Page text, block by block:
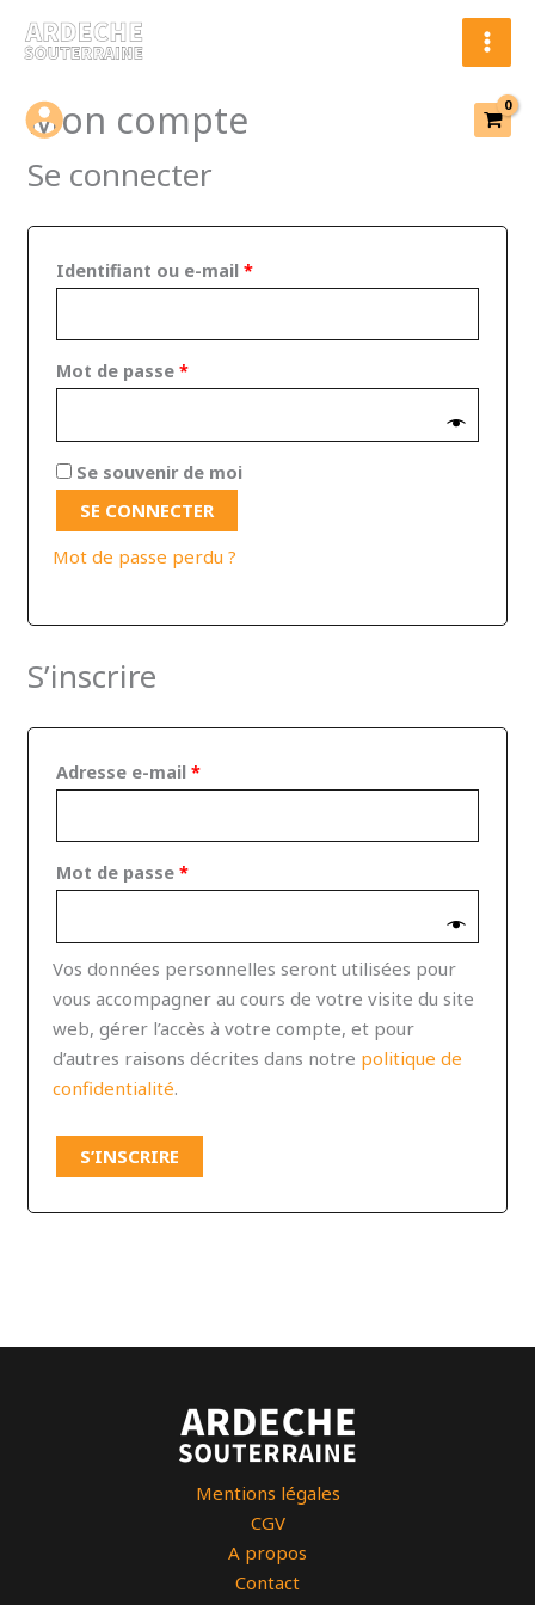
Mon compte
Se connecter
Identifiant ou e-mail*
Mot de passe*
Se souvenir de moi
SE CONNECTER
Mot de passe perdu ?
S’inscrire
Adresse e-mail*
Mot de passe*
Vos données personnelles seront utilisées pour
vous accompagner au cours de votre visite du site
web, gérer l’accès à votre compte, et pour
d’autres raisons décrites dans notre politique de
confidentialité.
S’INSCRIRE
Mentions légales
CGV
A propos
Contact